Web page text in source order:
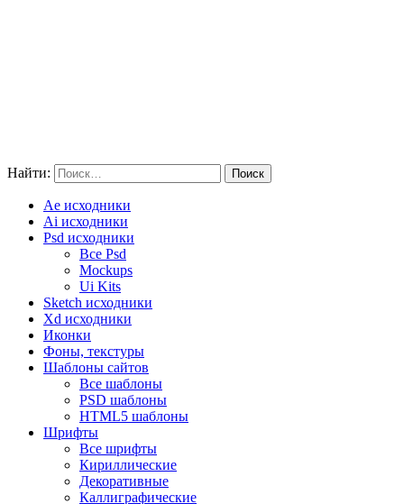
Найти:
Ae исходники
Ai исходники
Psd исходники
Все Psd
Mockups
Ui Kits
Sketch исходники
Xd исходники
Иконки
Фоны, текстуры
Шаблоны сайтов
Все шаблоны
PSD шаблоны
HTML5 шаблоны
Шрифты
Все шрифты
Кириллические
Декоративные
Каллиграфические